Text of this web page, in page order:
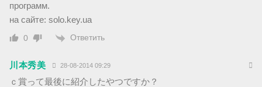
программ.
на сайте: solo.key.ua
0 Ответить
川本秀美 28-08-2014 09:29
ｃ賞って最後に紹介したやつですか？